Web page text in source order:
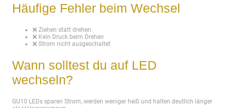
Häufige Fehler beim Wechsel
❌ Ziehen statt drehen
❌ Kein Druck beim Drehen
❌ Strom nicht ausgeschaltet
Wann solltest du auf LED
wechseln?
GU10 LEDs sparen Strom, werden weniger heiß und halten deutlich länger